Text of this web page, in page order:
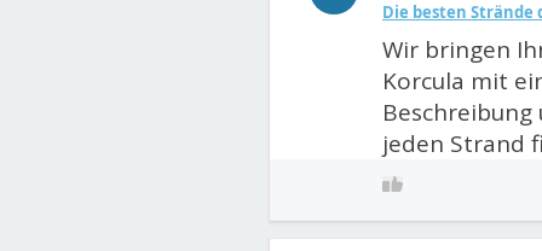
Die besten Strände
Wir bringen
Korcula mit
jeden Strand